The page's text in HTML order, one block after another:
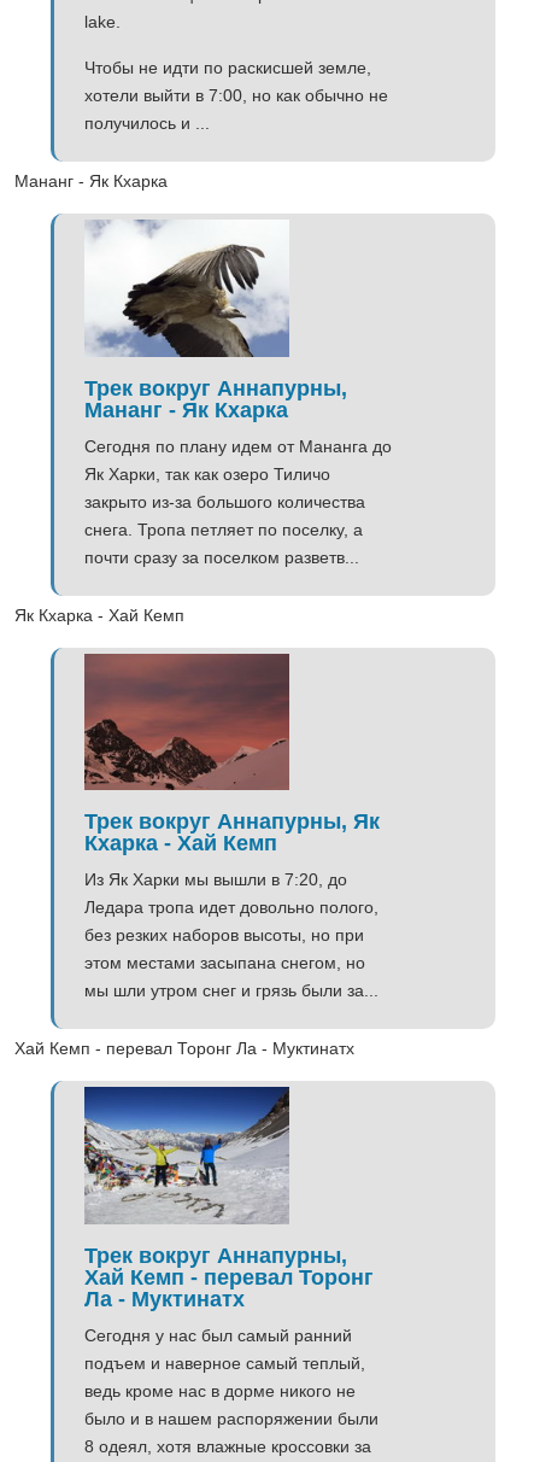
lake.
Чтобы не идти по раскисшей земле,
хотели выйти в 7:00, но как обычно не
получилось и ...
Мананг - Як Кхарка
Трек вокруг Аннапурны,
Мананг - Як Кхарка
Сегодня по плану идем от Мананга до
Як Харки, так как озеро Тиличо
закрыто из-за большого количества
снега. Тропа петляет по поселку, а
почти сразу за поселком разветв...
Як Кхарка - Хай Кемп
Трек вокруг Аннапурны, Як
Кхарка - Хай Кемп
Из Як Харки мы вышли в 7:20, до
Ледара тропа идет довольно полого,
без резких наборов высоты, но при
этом местами засыпана снегом, но
мы шли утром снег и грязь были за...
Хай Кемп - перевал Торонг Ла - Муктинатх
Трек вокруг Аннапурны,
Хай Кемп - перевал Торонг
Ла - Муктинатх
Сегодня у нас был самый ранний
подъем и наверное самый теплый,
ведь кроме нас в дорме никого не
было и в нашем распоряжении были
8 одеял, хотя влажные кроссовки за